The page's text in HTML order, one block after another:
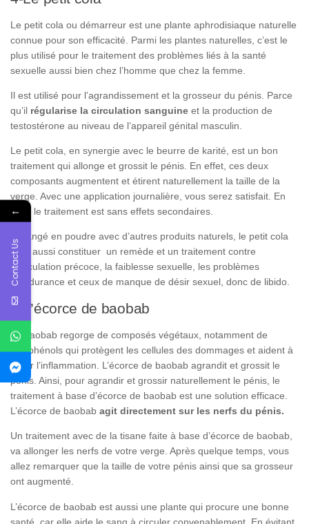
Le petit cola ou démarreur est une plante aphrodisiaque naturelle
connue pour son efficacité. Parmi les plantes naturelles, c’est le
plus utilisé pour le traitement des problèmes liés à la santé
sexuelle aussi bien chez l’homme que chez la femme.
Il est utilisé pour l’agrandissement et la grosseur du pénis. Parce
qu’il régularise la circulation sanguine et la production de
testostérone au niveau de l’appareil génital masculin.
Le petit cola, en synergie avec le beurre de karité, est un bon
traitement qui allonge et grossit le pénis. En effet, ces deux
composants augmentent et étirent naturellement la taille de la
verge. Avec une application journalière, vous serez satisfait. En
plus, le traitement est sans effets secondaires.
Mélangé en poudre avec d’autres produits naturels, le petit cola
peut aussi constituer un remède et un traitement contre
l’éjaculation précoce, la faiblesse sexuelle, les problèmes
d’endurance et ceux de manque de désir sexuel, donc de libido.
5-L’écorce de baobab
Le baobab regorge de composés végétaux, notamment de
polyphénols qui protègent les cellules des dommages et aident à
gérer l’inflammation. L’écorce de baobab agrandit et grossit le
pénis. Ainsi, pour agrandir et grossir naturellement le pénis, le
traitement à base d’écorce de baobab est une solution efficace.
L’écorce de baobab agit directement sur les nerfs du pénis.
Un traitement avec de la tisane faite à base d’écorce de baobab,
va allonger les nerfs de votre verge. Après quelque temps, vous
allez remarquer que la taille de votre pénis ainsi que sa grosseur
ont augmenté.
L’écorce de baobab est aussi une plante qui procure une bonne
santé, car elle aide le sang à circuler convenablement. En évitant
←
Contact Us